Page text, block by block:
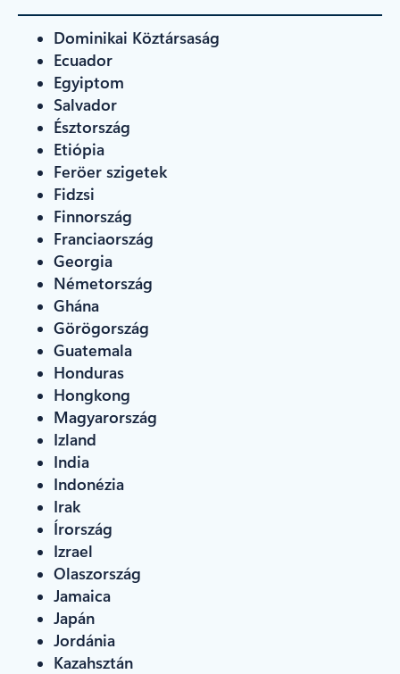
Dominikai Köztársaság
Ecuador
Egyiptom
Salvador
Észtország
Etiópia
Feröer szigetek
Fidzsi
Finnország
Franciaország
Georgia
Németország
Ghána
Görögország
Guatemala
Honduras
Hongkong
Magyarország
Izland
India
Indonézia
Irak
Írország
Izrael
Olaszország
Jamaica
Japán
Jordánia
Kazahsztán